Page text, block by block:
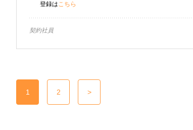
登録はこちら
契約社員
1 2 >